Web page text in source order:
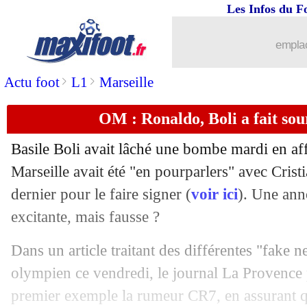
Actu foot> L1 > Marseille
Les Infos du
OM : Ronaldo, Boli a fait
Basile Boli avait lâché une bombe mardi en
Marseille avait été "en pourparlers" avec
dernier pour le faire signer (voir ici). Une
excitante, mais fausse ?
Dans un article traitant des différentes "fake
olympien ce vendredi, le journal La
premier exemple la rumeur CR7, en assurant
: un intérêt pour Aït-Nouri
23/12 Divers: Matuidi raccroche les
23/12 Lyon: Marçal dresse le portrait de
23/12 Man Utd: Ten Hag rassure Wan-
23/12 Man City : De Bruyne émerveille
23/12 CdM: une pétition pour rejouer la
23/12 Man City : Guardiola salue la